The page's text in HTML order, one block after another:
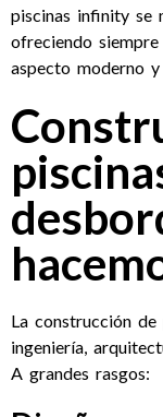
piscinas infinity se
ofreciendo
aspecto moderno
La construcción
ingeniería,
A grandes rasgos: